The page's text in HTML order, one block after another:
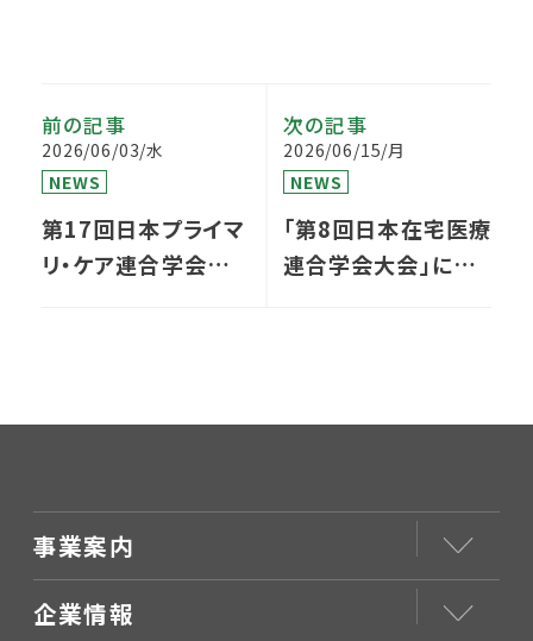
前の記事
2026/06/03/水
NEWS
第17回日本プライマ
リ・ケア連合学会学
次の記事
2026/06/15/月
NEWS
「第8回日本在宅医療
連合学会大会」にて、
事業案内
企業情報